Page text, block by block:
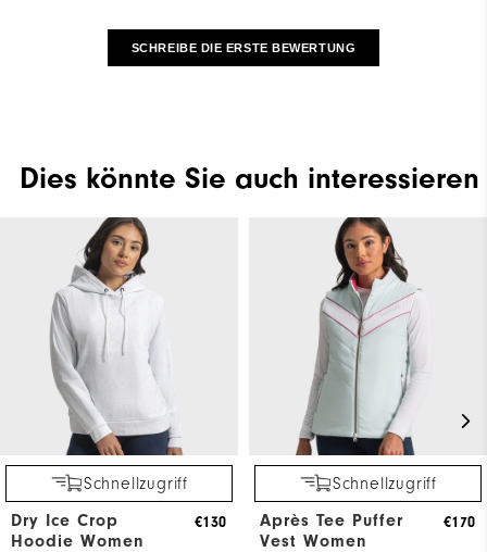
SCHREIBE DIE ERSTE BEWERTUNG
Dies könnte Sie auch interessieren
Schnellzugriff
Dry Ice Crop
Hoodie Women
€130
Schnellzugriff
Après Tee Puffer
Vest Women
€170